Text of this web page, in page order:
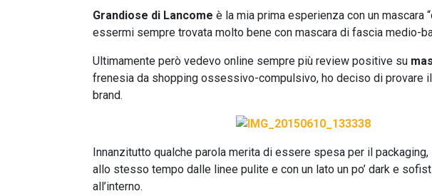
Grandiose di Lancome è la mia prima esperienza con un mascara
essermi sempre trovata molto bene con mascara di fascia medio-
Ultimamente però vedevo online sempre più review positive su
frenesia da shopping ossessivo-compulsivo, ho deciso di provare il
brand.
Innanzitutto qualche parola merita di essere spesa per il
allo stesso tempo dalle linee pulite e con un lato un po’ dark e
all’interno.